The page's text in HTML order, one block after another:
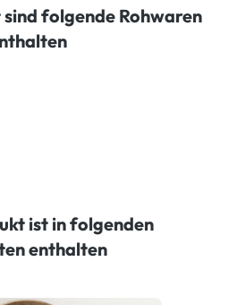
folgende Rohwaren
ist in folgenden
enthalten